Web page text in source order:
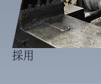
採用